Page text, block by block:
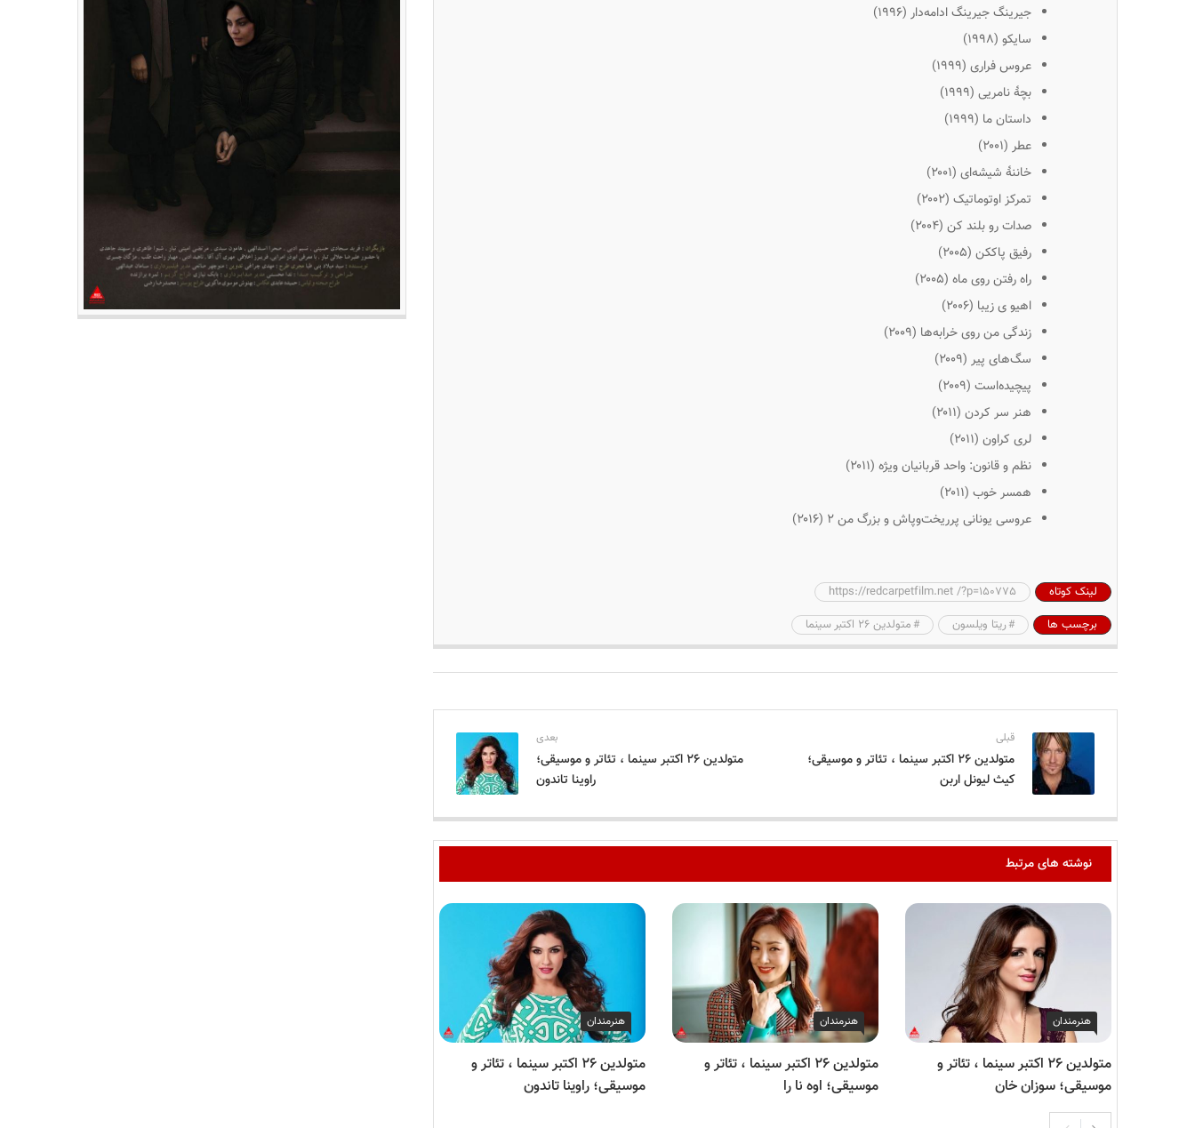
جیرینگ جیرینگ ادامه‌دار (۱۹۹۶)
سایکو (۱۹۹۸)
عروس فراری (۱۹۹۹)
بچهٔ نامریی (۱۹۹۹)
داستان ما (۱۹۹۹)
عطر (۲۰۰۱)
خاننهٔ شیشه‌ای (۲۰۰۱)
تمرکز اوتوماتیک (۲۰۰۲)
صدات رو بلند کن (۲۰۰۴)
رفیق پاککن (۲۰۰۵)
راه رفتن روی ماه (۲۰۰۵)
اهیو ی زیبا (۲۰۰۶)
زندگی من روی خرابه‌ها (۲۰۰۹)
سگ‌های پیر (۲۰۰۹)
پیچیده‌است (۲۰۰۹)
هنر سر کردن (۲۰۱۱)
لری کراون (۲۰۱۱)
نظم و قانون: واحد قربانیان ویژه (۲۰۱۱)
همسر خوب (۲۰۱۱)
عروسی یونانی پرریخت‌وپاش و بزرگ من ۲ (۲۰۱۶)
لینک کوتاه
https://redcarpetfilm.net /?p=150775
برچسب ها
ریتا ویلسون متولدین ۲۶ اکتبر سینما
قبلی
متولدین ۲۶ اکتبر سینما ، تئاتر و موسیقی؛
کیث لیونل اربن
بعدی
متولدین ۲۶ اکتبر سینما ، تئاتر و موسیقی؛
راوینا تاندون
نوشته های مرتبط
هنرمندان
متولدین ۲۶ اکتبر سینما ، تئاتر و
موسیقی؛ سوزان خان
هنرمندان
متولدین ۲۶ اکتبر سینما ، تئاتر و
موسیقی؛ اوه نا را
هنرمندان
متولدین ۲۶ اکتبر سینما ، تئاتر و
موسیقی؛ راوینا تاندون